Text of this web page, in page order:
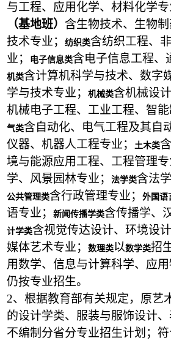
与工程、应用化学、材料化学专
（基地班） 含生物技术、生物
技术专业；纺织类含纺织工程、
业；
电子信息类含电子信息工程、
机类含计算机科学与技术、数字
学与技术专业；机械类含机械设
机械电子工程、工业工程、智能
气类含自动化、电气工程及其自
仪器、机器人工程专业；
土木类
境与能源应用工程、工程管理
学、风景园林专业；法学类含法
公共管理类含行政管理专业；外国语
语专业；新闻传播学类含传播学、
计学类含视觉传达设计、环境设
媒体艺术专业；数理类以数学类招
用数学、信息与计算科学、应
仍按专业招生。
2、根据教育部有关规定，原艺
的设计学类、服装与服饰设计
不编制分省分专业招生计划；